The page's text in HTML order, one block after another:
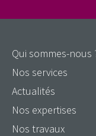
Qui sommes-nous
Nos services
Actualités
Nos expertises
Nos travaux